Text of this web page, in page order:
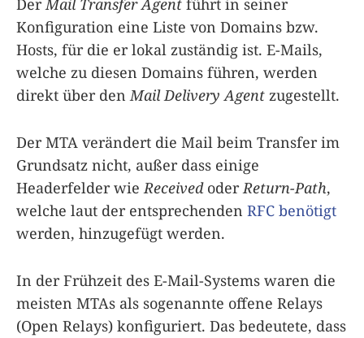
DerMail Transfer Agent führt in seiner
Konfiguration eine Liste von Domains bzw.
Hosts, für die er lokal zuständig ist. E-Mails,
welche zu diesen Domains führen, werden
direkt über denMail Delivery Agent zugestellt.
Der MTA verändert die Mail beim Transfer im
Grundsatz nicht, außer dass einige
Headerfelder wieReceivedoderReturn-Path,
welche laut der entsprechenden RFC benötigt
werden, hinzugefügt werden.
In der Frühzeit des E-Mail-Systems waren die
meisten MTAs als sogenannte offene Relays
(Open Relays) konfiguriert. Das bedeutete, dass